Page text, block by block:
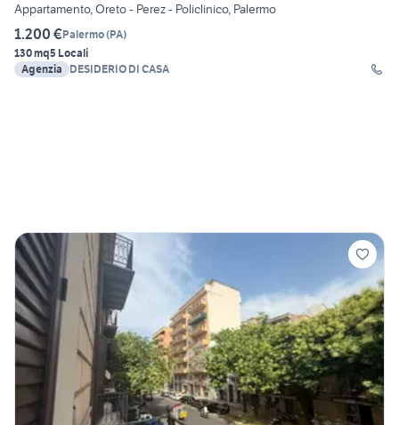
Appartamento, Oreto - Perez - Policlinico, Palermo
1.200 €Palermo(PA)
130 mq5 Locali
Agenzia
DESIDERIO DI CASA